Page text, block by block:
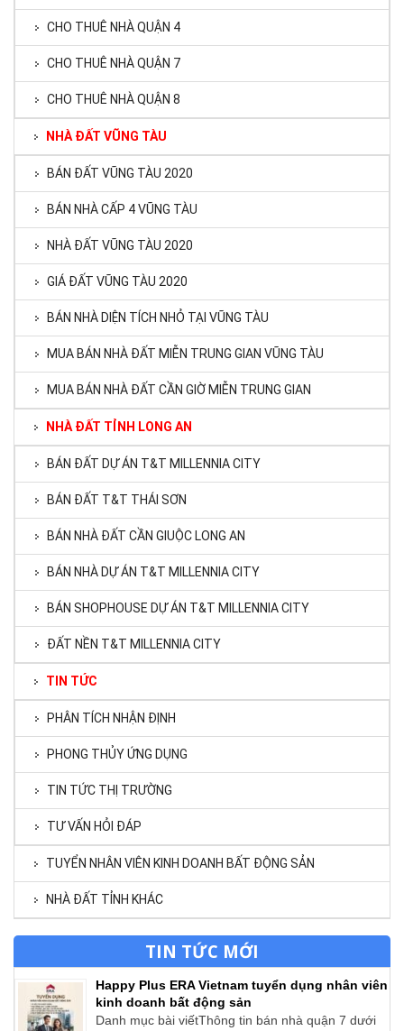
CHO THUÊ NHÀ QUẬN 4
CHO THUÊ NHÀ QUẬN 7
CHO THUÊ NHÀ QUẬN 8
NHÀ ĐẤT VŨNG TÀU
BÁN ĐẤT VŨNG TÀU 2020
BÁN NHÀ CẤP 4 VŨNG TÀU
NHÀ ĐẤT VŨNG TÀU 2020
GIÁ ĐẤT VŨNG TÀU 2020
BÁN NHÀ DIỆN TÍCH NHỎ TẠI VŨNG TÀU
MUA BÁN NHÀ ĐẤT MIỄN TRUNG GIAN VŨNG TÀU
MUA BÁN NHÀ ĐẤT CẦN GIỜ MIỄN TRUNG GIAN
NHÀ ĐẤT TỈNH LONG AN
BÁN ĐẤT DỰ ÁN T&T MILLENNIA CITY
BÁN ĐẤT T&T THÁI SƠN
BÁN NHÀ ĐẤT CẦN GIUỘC LONG AN
BÁN NHÀ DỰ ÁN T&T MILLENNIA CITY
BÁN SHOPHOUSE DỰ ÁN T&T MILLENNIA CITY
ĐẤT NỀN T&T MILLENNIA CITY
TIN TỨC
PHÂN TÍCH NHẬN ĐỊNH
PHONG THỦY ỨNG DỤNG
TIN TỨC THỊ TRƯỜNG
TƯ VẤN HỎI ĐÁP
TUYỂN NHÂN VIÊN KINH DOANH BẤT ĐỘNG SẢN
NHÀ ĐẤT TỈNH KHÁC
TIN TỨC MỚI
Happy Plus ERA Vietnam tuyển dụng nhân viên
kinh doanh bất động sản
Danh mục bài viếtThông tin bán nhà quận 7 dưới